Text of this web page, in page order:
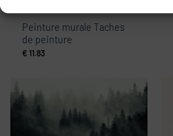
Peinture murale Taches
de peinture
€ 11.83